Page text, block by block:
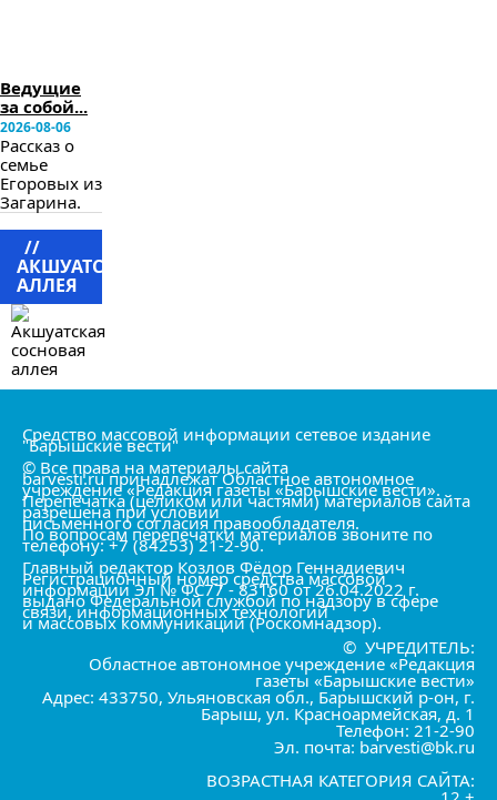
Ведущие
за собой...
2026-08-06
Рассказ о
семье
Егоровых из
Загарина.
//
АКШУАТСКАЯ
АЛЛЕЯ
Средство массовой информации сетевое издание
"Барышские вести"
© Все права на материалы сайта
barvesti.ru принадлежат Областное автономное
учреждение «Редакция газеты «Барышские вести».
Перепечатка (целиком или частями) материалов сайта
разрешена при условии
письменного согласия правообладателя.
По вопросам перепечатки материалов звоните по
телефону: +7 (84253) 21-2-90.
Главный редактор Козлов Фёдор Геннадиевич
Регистрационный номер средства массовой
информации Эл № ФС77 - 83160 от 26.04.2022 г.
выдано Федеральной службой по надзору в сфере
связи, информационных технологий
и массовых коммуникаций (Роскомнадзор).
© УЧРЕДИТЕЛЬ:
Областное автономное учреждение «Редакция
газеты «Барышские вести»
Адрес: 433750, Ульяновская обл., Барышский р-он, г.
Барыш, ул. Красноармейская, д. 1
Телефон: 21-2-90
Эл. почта: barvesti@bk.ru
ВОЗРАСТНАЯ КАТЕГОРИЯ САЙТА: